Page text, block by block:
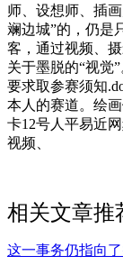
师、设想师、插
斓边城”的，仍是
客，通过视频、
关于墨脱的“视觉
要求取参赛须知
本人的赛道。绘
卡12号人平易近
视频、
相关文章推
这一事务仍指向